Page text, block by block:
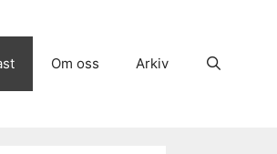
Om oss Arkiv